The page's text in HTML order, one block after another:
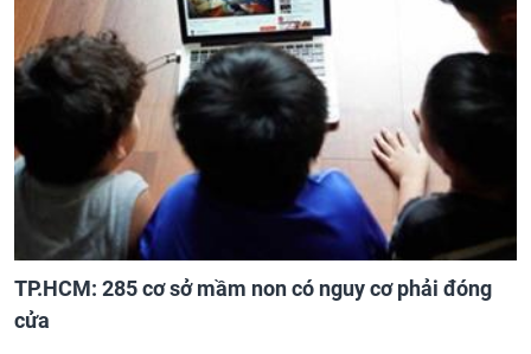
TP.HCM: 285 cơ sở mầm non có nguy cơ phải đóng
cửa